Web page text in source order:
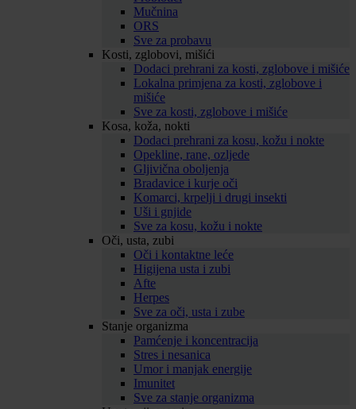
Mučnina
ORS
Sve za probavu
Kosti, zglobovi, mišići
Dodaci prehrani za kosti, zglobove i mišiće
Lokalna primjena za kosti, zglobove i
mišiće
Sve za kosti, zglobove i mišiće
Kosa, koža, nokti
Dodaci prehrani za kosu, kožu i nokte
Opekline, rane, ozljede
Gljivična oboljenja
Bradavice i kurje oči
Komarci, krpelji i drugi insekti
Uši i gnjide
Sve za kosu, kožu i nokte
Oči, usta, zubi
Oči i kontaktne leće
Higijena usta i zubi
Afte
Herpes
Sve za oči, usta i zube
Stanje organizma
Pamćenje i koncentracija
Stres i nesanica
Umor i manjak energije
Imunitet
Sve za stanje organizma